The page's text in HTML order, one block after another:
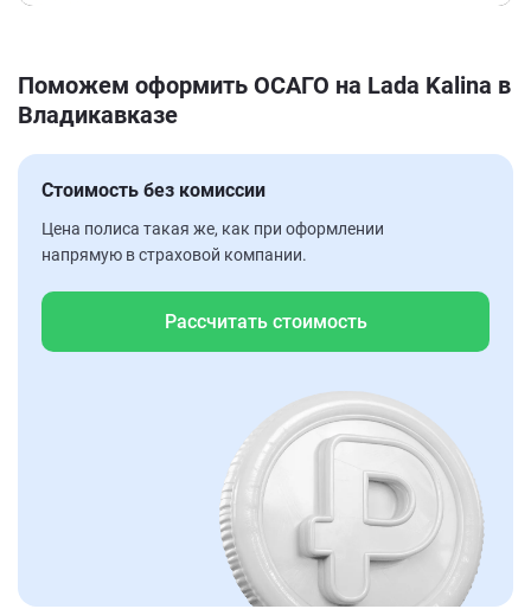
Поможем оформить ОСАГО на Lada Kalina в
Владикавказе
Стоимость без комиссии
Цена полиса такая же, как при оформлении
напрямую в страховой компании.
Рассчитать стоимость